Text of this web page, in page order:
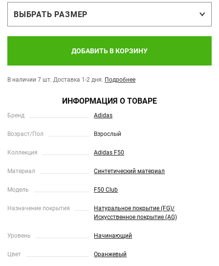
ВЫБРАТЬ РАЗМЕР
ДОБАВИТЬ В КОРЗИНУ
В наличии 7 шт. Доставка 1-2 дня. Подробнее
ИНФОРМАЦИЯ О ТОВАРЕ
Бренд Adidas
Возраст/Пол Взрослый
Коллекция Adidas F50
Материал Синтетический материал
Модель F50 Club
Назначение покрытия
Натуральное покрытие (FG)/
Искусственное покрытие (AG)
Уровень Начинающий
Цвет Оранжевый